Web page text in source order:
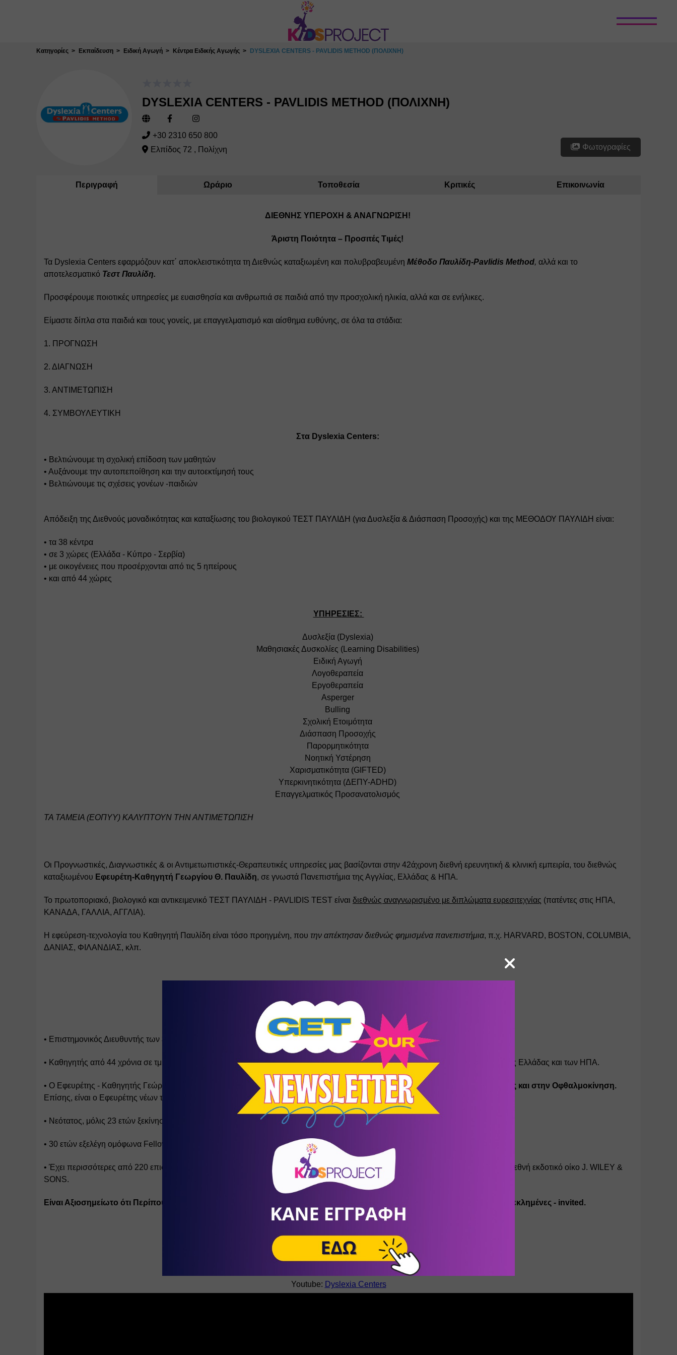
Κατηγορίες Εκπαίδευση Ειδική Αγωγή Κέντρα Ειδικής Αγωγής DYSLEXIA CENTERS - PAVLIDIS METHOD (ΠΟΛΙΧΝΗ)
DYSLEXIA CENTERS - PAVLIDIS METHOD (ΠΟΛΙΧΝΗ)
+30 2310 650 800
Ελπίδος 72 , Πολίχνη
Φωτογραφίες
Περιγραφή Ωράριο Τοποθεσία Κριτικές Επικοινωνία
ΔΙΕΘΝΗΣ ΥΠΕΡΟΧΗ & ΑΝΑΓΝΩΡΙΣΗ!
Άριστη Ποιότητα – Προσιτές Τιμές!
Τα Dyslexia Centers εφαρμόζουν κατ΄ αποκλειστικότητα τη Διεθνώς καταξιωμένη και πολυβραβευμένη Μέθοδο Παυλίδη-Pavlidis Method, αλλά και το
αποτελεσματικό Τεστ Παυλίδη.
Προσφέρουμε ποιοτικές υπηρεσίες με ευαισθησία και ανθρωπιά σε παιδιά από την προσχολική ηλικία, αλλά και σε ενήλικες.
Είμαστε δίπλα στα παιδιά και τους γονείς, με επαγγελματισμό και αίσθημα ευθύνης, σε όλα τα στάδια:
1. ΠΡΟΓΝΩΣΗ
2. ΔΙΑΓΝΩΣΗ
3. ΑΝΤΙΜΕΤΩΠΙΣΗ
4. ΣΥΜΒΟΥΛΕΥΤΙΚΗ
Στα Dyslexia Centers:
• Βελτιώνουμε τη σχολική επίδοση των μαθητών
• Αυξάνουμε την αυτοπεποίθηση και την αυτοεκτίμησή τους
• Βελτιώνουμε τις σχέσεις γονέων -παιδιών
Απόδειξη της Διεθνούς μοναδικότητας και καταξίωσης του βιολογικού ΤΕΣΤ ΠΑΥΛΙΔΗ (για Δυσλεξία & Διάσπαση Προσοχής) και της ΜΕΘΟΔΟΥ ΠΑΥΛΙΔΗ είναι:
• τα 38 κέντρα
• σε 3 χώρες (Ελλάδα - Κύπρο - Σερβία)
• με οικογένειες που προσέρχονται από τις 5 ηπείρους
• και από 44 χώρες
ΥΠΗΡΕΣΙΕΣ:
Δυσλεξία (Dyslexia)
Μαθησιακές Δυσκολίες (Learning Disabilities)
Ειδική Αγωγή
Λογοθεραπεία
Εργοθεραπεία
Αsperger
Bulling
Σχολική Ετοιμότητα
Διάσπαση Προσοχής
Παρορμητικότητα
Νοητική Υστέρηση
Χαρισματικότητα (GIFTED)
Υπερκινητικότητα (ΔΕΠΥ-ADHD)
Επαγγελματικός Προσανατολισμός
ΤΑ ΤΑΜΕΙΑ (ΕΟΠΥΥ) ΚΑΛΥΠΤΟΥΝ ΤΗΝ ΑΝΤΙΜΕΤΩΠΙΣΗ
Οι Προγνωστικές, Διαγνωστικές & οι Αντιμετωπιστικές-Θεραπευτικές υπηρεσίες μας βασίζονται στην 42άχρονη διεθνή ερευνητική & κλινική εμπειρία, του διεθνώς
καταξιωμένου Εφευρέτη-Καθηγητή Γεωργίου Θ. Παυλίδη, σε γνωστά Πανεπιστήμια της Αγγλίας, Ελλάδας & ΗΠΑ.
Το πρωτοποριακό, βιολογικό και αντικειμενικό ΤΕΣΤ ΠΑΥΛΙΔΗ - PAVLIDIS TEST είναι διεθνώς αναγνωρισμένο με διπλώματα ευρεσιτεχνίας (πατέντες στις ΗΠΑ,
ΚΑΝΑΔΑ, ΓΑΛΛΙΑ, ΑΓΓΛΙΑ).
Η εφεύρεση-τεχνολογία του Καθηγητή Παυλίδη είναι τόσο προηγμένη, που την απέκτησαν διεθνώς φημισμένα πανεπιστήμια, π.χ. HARVARD, BOSTON, COLUMBIA,
ΔΑΝΙΑΣ, ΦΙΛΑΝΔΙΑΣ, κλπ.
Εφευρέτης - Καθηγητής ΓΕΩΡΓΙΟΣ Θ. ΠΑΥΛΙΔΗΣ
• Επιστημονικός Διευθυντής των 38 ‘DYSLEXIA CENTERS – PAVLIDIS METHOD’
• Καθηγητής από 44 χρόνια σε τμήματα Ψυχολογίας, Παιδαγωγικών και σε Ιατρικές Σχολές γνωστών Πανεπιστημίων της Αγγλίας, της Ελλάδας και των ΗΠΑ.
• Ο Εφευρέτης - Καθηγητής Γεώργιος Θ. Παυλίδης είναι
Διεθνώς καταξιωμένη Αυθεντία στη Δυσλεξία, στη Διάσπαση Προσοχής και στην Οφθαλμοκίνηση.
Επίσης, είναι ο Εφευρέτης νέων τεχνολογιών και μεθόδων, παγκόσμιας αναγνώρισης και ακτινοβολίας.
• Νεότατος, μόλις 23 ετών ξεκίνησε την πανεπιστημιακή του σταδιοδρομία στο Μάντσεστερ της Αγγλίας.
• 30 ετών εξελέγη ομόφωνα Fellow, και 2 φορές ομόφωνα Αντιπρόεδρος της Διεθνούς Ακαδημίας Ερευνών Μαθησιακών Δυσκολιών.
• Έχει περισσότερες από 220 επιστημονικές δημοσιεύσεις, περιλαμβάνοντας 4 βιβλία στα Αγγλικά, που εκδόθηκαν από το γνωστό διεθνή εκδοτικό οίκο J. WILEY &
SONS.
Είναι Αξιοσημείωτο ότι Περίπου 30% των δημοσιεύσεών του σε επιστημονικά περιοδικά ή σε Διεθνή Συνέδρια είναι Προσκεκλημένες - invited.
Επισκεφτείτε τις σελίδες μας σε Facebook και Youtube
Facebook: Dyslexia Centers
Youtube: Dyslexia Centers